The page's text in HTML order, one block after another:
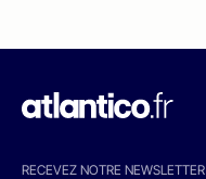
RECEVEZ NOTRE NEWSLETTER